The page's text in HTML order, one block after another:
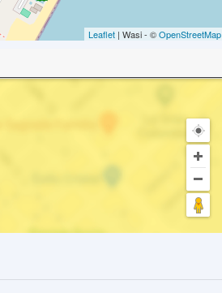
Leaflet | Wasi - ©OpenStreetMap